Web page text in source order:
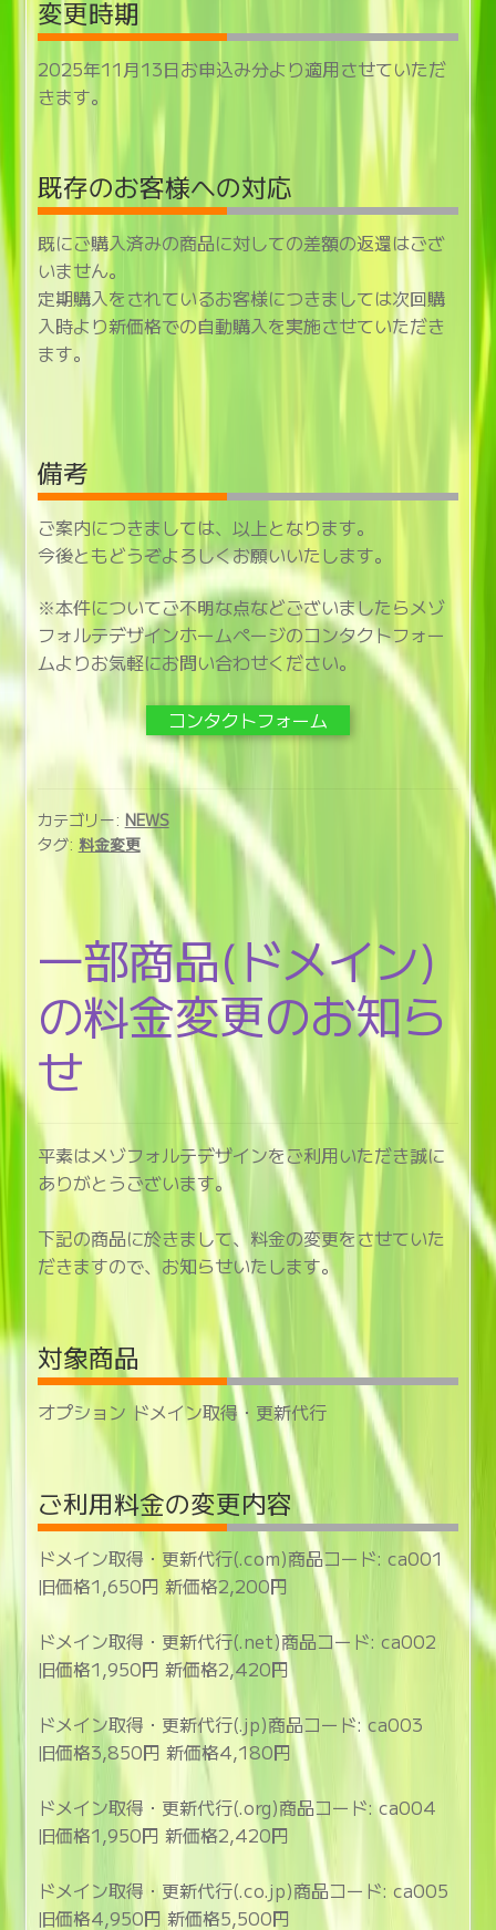
変更時期
2025年11月13日お申込み分より適用させていただ
きます。
既存のお客様への対応
既にご購入済みの商品に対しての差額の返還はござ
いません。
定期購入をされているお客様につきましては次回購
入時より新価格での自動購入を実施させていただき
ます。
備考
ご案内につきましては、以上となります。
今後ともどうぞよろしくお願いいたします。
※本件についてご不明な点などございましたらメゾ
フォルテデザインホームページのコンタクトフォー
ムよりお気軽にお問い合わせください。
コンタクトフォーム
カテゴリー: NEWS
タグ: 料金変更
一部商品(ドメイン)
の料金変更のお知ら
せ
平素はメゾフォルテデザインをご利用いただき誠に
ありがとうございます。
下記の商品に於きまして、料金の変更をさせていた
だきますので、お知らせいたします。
対象商品
オプション ドメイン取得・更新代行
ご利用料金の変更内容
ドメイン取得・更新代行(.com)商品コード: ca001
旧価格1,650円 新価格2,200円
ドメイン取得・更新代行(.net)商品コード: ca002
旧価格1,950円 新価格2,420円
ドメイン取得・更新代行(.jp)商品コード: ca003
旧価格3,850円 新価格4,180円
ドメイン取得・更新代行(.org)商品コード: ca004
旧価格1,950円 新価格2,420円
ドメイン取得・更新代行(.co.jp)商品コード: ca005
旧価格4,950円 新価格5,500円